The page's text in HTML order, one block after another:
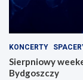
KONCERTY
Sierpniowy
Bydgoszczy